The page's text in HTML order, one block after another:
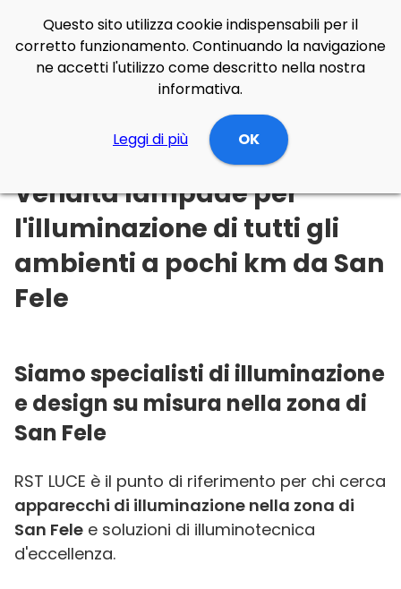
Illuminazione Online Basilicata Potenza
Vendita lampade per
l'illuminazione di tutti gli
ambienti a pochi km da San
Fele
Siamo specialisti di illuminazione
e design su misura nella zona di
San Fele
RST LUCE è il punto di riferimento per chi cerca
apparecchi di illuminazione nella zona di
San Fele e soluzioni di illuminotecnica
d'eccellenza.
Questo sito utilizza cookie indispensabili per il
corretto funzionamento. Continuando la navigazione
ne accetti l'utilizzo come descritto nella nostra
informativa.
Leggi di più OK